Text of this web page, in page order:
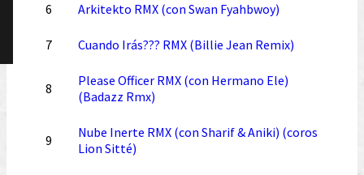
6 Arkitekto RMX (con Swan Fyahbwoy)
7 Cuando Irás??? RMX (Billie Jean Remix)
8
Please Officer RMX (con Hermano Ele)
(Badazz Rmx)
9
Nube Inerte RMX (con Sharif & Aniki) (coros
Lion Sitté)